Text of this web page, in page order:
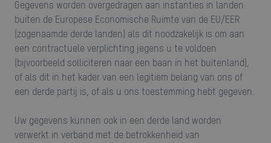
Gegevens worden overgedragen aan instanties in landen
buiten de Europese Economische Ruimte van de EU/EER
(zogenaamde derde landen) als dit noodzakelijk is om aan
een contractuele verplichting jegens u te voldoen
(bijvoorbeeld solliciteren naar een baan in het buitenland),
of als dit in het kader van een legitiem belang van ons of
een derde partij is, of als u ons toestemming hebt gegeven.
Uw gegevens kunnen ook in een derde land worden
verwerkt in verband met de betrokkenheid van